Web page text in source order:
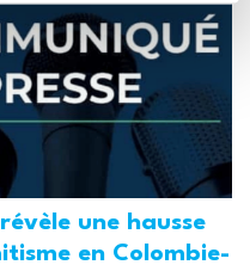
une hausse
en Colombie-